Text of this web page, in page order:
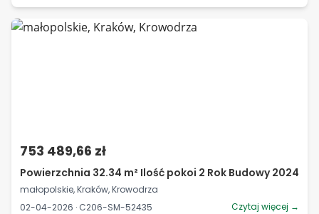
753 489,66 zł
Powierzchnia 32.34 m² Ilość pokoi 2 Rok Budowy 2024
małopolskie, Kraków, Krowodrza
02-04-2026 · C206-SM-52435
Czytaj więcej →